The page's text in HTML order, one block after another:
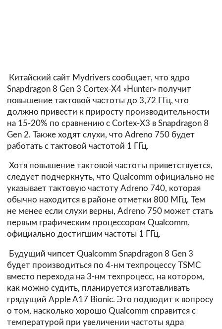
Китайский сайт Mydrivers сообщает, что ядро
Snapdragon 8 Gen 3 Cortex-X4 «Hunter» получит
повышение тактовой частоты до 3,72 ГГц, что
должно привести к приросту производительности
на 15-20% по сравнению с Cortex-X3 в Snapdragon 8
Gen 2. Также ходят слухи, что Adreno 750 будет
работать с тактовой частотой 1 ГГц.
Хотя повышение тактовой частоты приветствуется,
следует подчеркнуть, что Qualcomm официально не
указывает тактовую частоту Adreno 740, которая
обычно находится в районе отметки 800 МГц. Тем
не менее если слухи верны, Adreno 750 может стать
первым графическим процессором Qualcomm,
официально достигшим частоты 1 ГГц.
Будущий чипсет Qualcomm Snapdragon 8 Gen 3
будет производиться по 4-нм техпроцессу TSMC
вместо перехода на 3-нм техпроцесс, на котором,
как можно судить, планируется изготавливать
грядущий Apple A17 Bionic. Это подводит к вопросу
о том, насколько хорошо Qualcomm справится с
температурой при увеличении частоты ядра